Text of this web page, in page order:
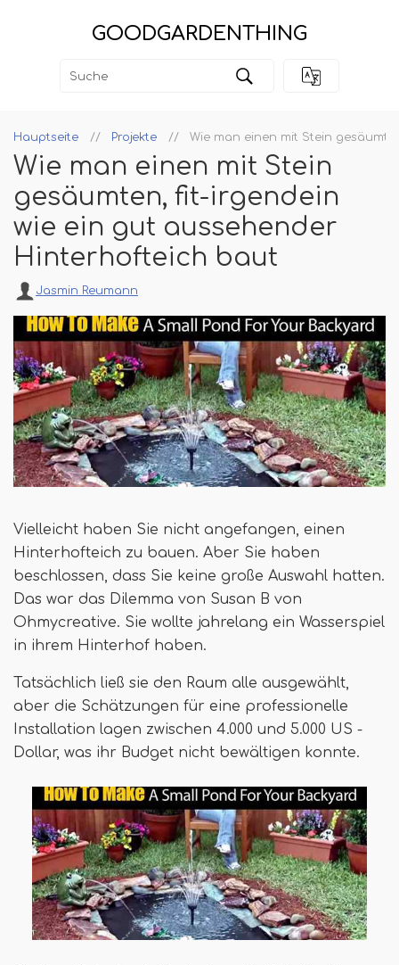
GOODGARDENTHING
Hauptseite Projekte Wie man einen mit Stein
Wie man einen mit Stein
gesäumten, fit-irgendein
wie ein gut aussehender
Hinterhofteich baut
Jasmin Reumann
Vielleicht haben Sie nicht angefangen, einen
Hinterhofteich zu bauen. Aber Sie haben
beschlossen, dass Sie keine große Auswahl hatten.
Das war das Dilemma von Susan B von
Ohmycreative. Sie wollte jahrelang ein Wasserspiel
in ihrem Hinterhof haben.
Tatsächlich ließ sie den Raum alle ausgewählt,
aber die Schätzungen für eine professionelle
Installation lagen zwischen 4.000 und 5.000 US -
Dollar, was ihr Budget nicht bewältigen konnte.